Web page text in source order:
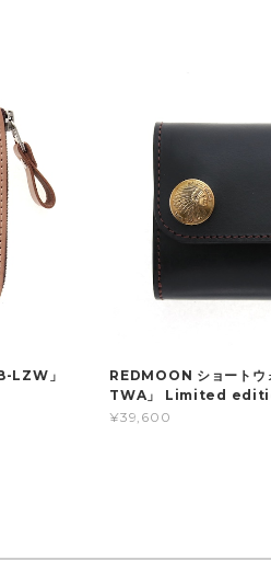
LZW」
REDMOON ショート
TWA」 Limited
¥39,600